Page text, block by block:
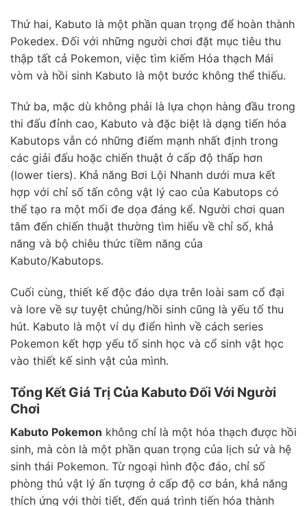
Thứ hai, Kabuto là một phần quan trọng để hoàn thành
Pokedex. Đối với những người chơi đặt mục tiêu thu
thập tất cả Pokemon, việc tìm kiếm Hóa thạch Mái
vòm và hồi sinh Kabuto là một bước không thể thiếu.
Thứ ba, mặc dù không phải là lựa chọn hàng đầu trong
thi đấu đỉnh cao, Kabuto và đặc biệt là dạng tiến hóa
Kabutops vẫn có những điểm mạnh nhất định trong
các giải đấu hoặc chiến thuật ở cấp độ thấp hơn
(lower tiers). Khả năng Bơi Lội Nhanh dưới mưa kết
hợp với chỉ số tấn công vật lý cao của Kabutops có
thể tạo ra một mối đe dọa đáng kể. Người chơi quan
tâm đến chiến thuật thường tìm hiểu về chỉ số, khả
năng và bộ chiêu thức tiềm năng của
Kabuto/Kabutops.
Cuối cùng, thiết kế độc đáo dựa trên loài sam cổ đại
và lore về sự tuyệt chủng/hồi sinh cũng là yếu tố thu
hút. Kabuto là một ví dụ điển hình về cách series
Pokemon kết hợp yếu tố sinh học và cổ sinh vật học
vào thiết kế sinh vật của mình.
Tổng Kết Giá Trị Của Kabuto Đối Với Người
Chơi
Kabuto Pokemon không chỉ là một hóa thạch được hồi
sinh, mà còn là một phần quan trọng của lịch sử và hệ
sinh thái Pokemon. Từ ngoại hình độc đáo, chỉ số
phòng thủ vật lý ấn tượng ở cấp độ cơ bản, khả năng
thích ứng với thời tiết, đến quá trình tiến hóa thành